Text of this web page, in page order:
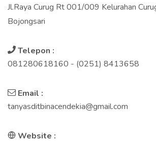
Jl.Raya Curug Rt 001/009 Kelurahan
Bojongsari
Telepon :
081280618160 - (0251) 8413658
Email :
tanyasditbinacendekia@gmail.com
Website :